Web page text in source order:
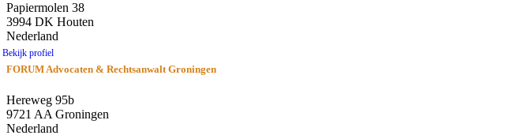
Papiermolen 38
3994 DK Houten
Nederland
Bekijk profiel
FORUM Advocaten & Rechtsanwalt Groningen
Hereweg 95b
9721 AA Groningen
Nederland